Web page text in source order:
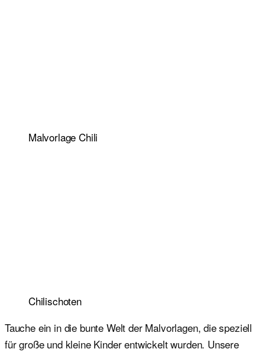
Malvorlage Chili
Chilischoten
Tauche ein in die bunte Welt der Malvorlagen, die speziell
für große und kleine Kinder entwickelt wurden. Unsere